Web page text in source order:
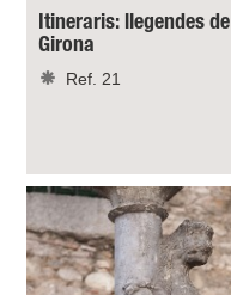
Itineraris: llegendes de
Girona
Ref. 21